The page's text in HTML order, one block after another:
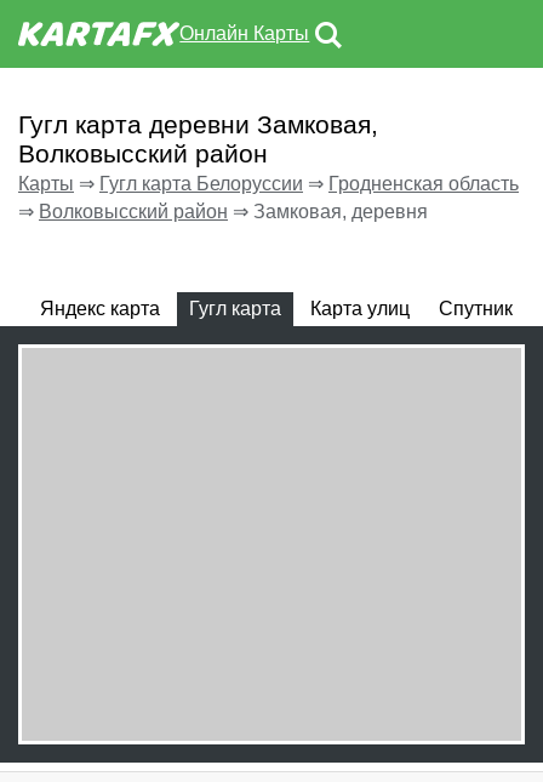
Онлайн Карты
Гугл карта деревни Замковая,
Волковысский район
Карты ⇒ Гугл карта Белоруссии ⇒ Гродненская область
⇒ Волковысский район ⇒ Замковая, деревня
Яндекс карта Гугл карта Карта улиц Спутник